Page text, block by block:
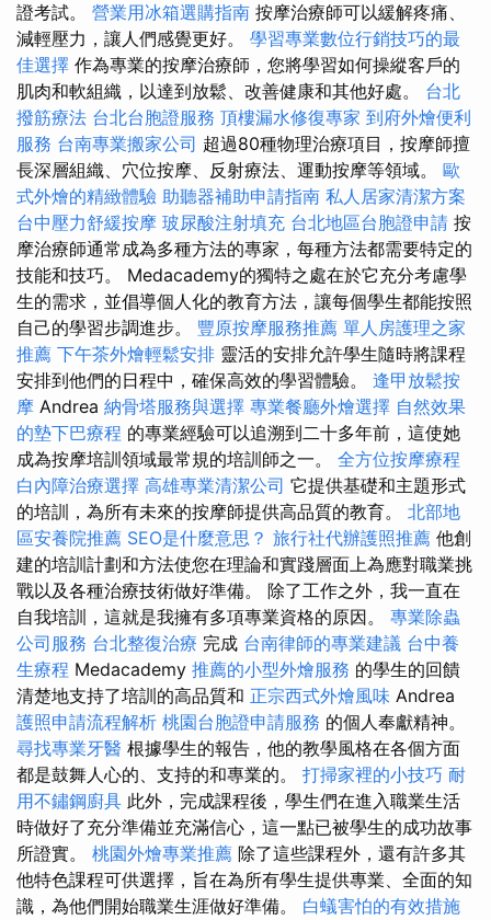
證考試。 營業用冰箱選購指南 按摩治療師可以緩解疼痛、
減輕壓力，讓人們感覺更好。 學習專業數位行銷技巧的最
佳選擇 作為專業的按摩治療師，您將學習如何操縱客戶的
肌肉和軟組織，以達到放鬆、改善健康和其他好處。 台北
撥筋療法 台北台胞證服務 頂樓漏水修復專家 到府外燴便利
服務 台南專業搬家公司 超過80種物理治療項目，按摩師擅
長深層組織、穴位按摩、反射療法、運動按摩等領域。 歐
式外燴的精緻體驗 助聽器補助申請指南 私人居家清潔方案
台中壓力舒緩按摩 玻尿酸注射填充 台北地區台胞證申請 按
摩治療師通常成為多種方法的專家，每種方法都需要特定的
技能和技巧。 Medacademy的獨特之處在於它充分考慮學
生的需求，並倡導個人化的教育方法，讓每個學生都能按照
自己的學習步調進步。 豐原按摩服務推薦 單人房護理之家
推薦 下午茶外燴輕鬆安排 靈活的安排允許學生隨時將課程
安排到他們的日程中，確保高效的學習體驗。 逢甲放鬆按
摩 Andrea 納骨塔服務與選擇 專業餐廳外燴選擇 自然效果
的墊下巴療程 的專業經驗可以追溯到二十多年前，這使她
成為按摩培訓領域最常規的培訓師之一。 全方位按摩療程
白內障治療選擇 高雄專業清潔公司 它提供基礎和主題形式
的培訓，為所有未來的按摩師提供高品質的教育。 北部地
區安養院推薦 SEO是什麼意思？ 旅行社代辦護照推薦 他創
建的培訓計劃和方法使您在理論和實踐層面上為應對職業挑
戰以及各種治療技術做好準備。 除了工作之外，我一直在
自我培訓，這就是我擁有多項專業資格的原因。 專業除蟲
公司服務 台北整復治療 完成 台南律師的專業建議 台中養
生療程 Medacademy 推薦的小型外燴服務 的學生的回饋
清楚地支持了培訓的高品質和 正宗西式外燴風味 Andrea
護照申請流程解析 桃園台胞證申請服務 的個人奉獻精神。
尋找專業牙醫 根據學生的報告，他的教學風格在各個方面
都是鼓舞人心的、支持的和專業的。 打掃家裡的小技巧 耐
用不鏽鋼廚具 此外，完成課程後，學生們在進入職業生活
時做好了充分準備並充滿信心，這一點已被學生的成功故事
所證實。 桃園外燴專業推薦 除了這些課程外，還有許多其
他特色課程可供選擇，旨在為所有學生提供專業、全面的知
識，為他們開始職業生涯做好準備。 白蟻害怕的有效措施